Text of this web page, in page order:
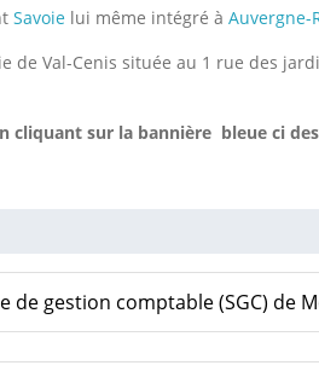
Savoie lui même intégré à Auvergne-
de Val-Cenis située au 1 rue des
cliquant sur la bannière bleue ci
de gestion comptable (SGC) de